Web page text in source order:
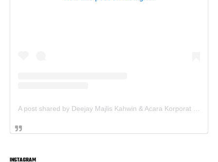
A post shared by Deejay Majlis Kahwin & Acara Korporat - Sewa PA System (@deejay.kahwin)